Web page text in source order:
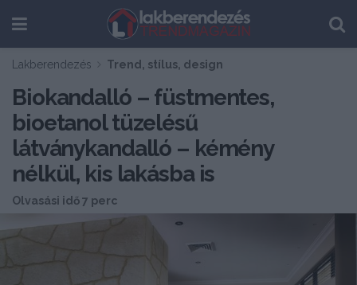
Lakberendezés Trend, stílus, design
Biokandalló – füstmentes,
bioetanol tüzelésű
látványkandalló – kémény
nélkül, kis lakásba is
Olvasási idő 7 perc